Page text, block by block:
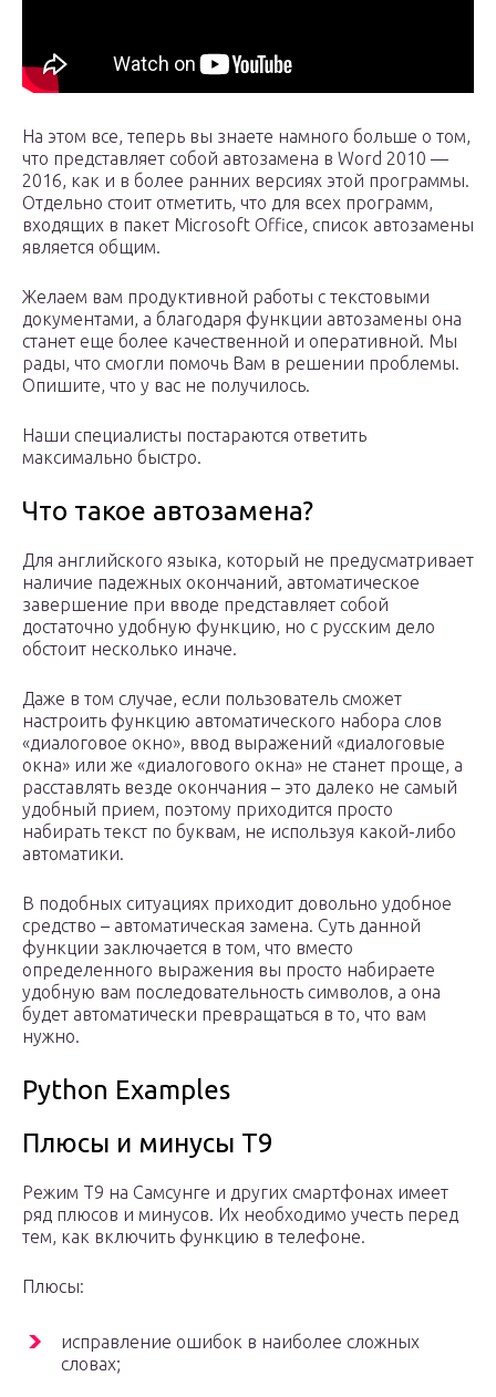
На этом все, теперь вы знаете намного больше о том,
что представляет собой автозамена в Word 2010 —
2016, как и в более ранних версиях этой программы.
Отдельно стоит отметить, что для всех программ,
входящих в пакет Microsoft Office, список автозамены
является общим.
Желаем вам продуктивной работы с текстовыми
документами, а благодаря функции автозамены она
станет еще более качественной и оперативной. Мы
рады, что смогли помочь Вам в решении проблемы.
Опишите, что у вас не получилось.
Наши специалисты постараются ответить
максимально быстро.
Что такое автозамена?
Для английского языка, который не предусматривает
наличие падежных окончаний, автоматическое
завершение при вводе представляет собой
достаточно удобную функцию, но с русским дело
обстоит несколько иначе.
Даже в том случае, если пользователь сможет
настроить функцию автоматического набора слов
«диалоговое окно», ввод выражений «диалоговые
окна» или же «диалогового окна» не станет проще, а
расставлять везде окончания – это далеко не самый
удобный прием, поэтому приходится просто
набирать текст по буквам, не используя какой-либо
автоматики.
В подобных ситуациях приходит довольно удобное
средство – автоматическая замена. Суть данной
функции заключается в том, что вместо
определенного выражения вы просто набираете
удобную вам последовательность символов, а она
будет автоматически превращаться в то, что вам
нужно.
Python Examples
Плюсы и минусы Т9
Режим Т9 на Самсунге и других смартфонах имеет
ряд плюсов и минусов. Их необходимо учесть перед
тем, как включить функцию в телефоне.
Плюсы:
исправление ошибок в наиболее сложных
словах;